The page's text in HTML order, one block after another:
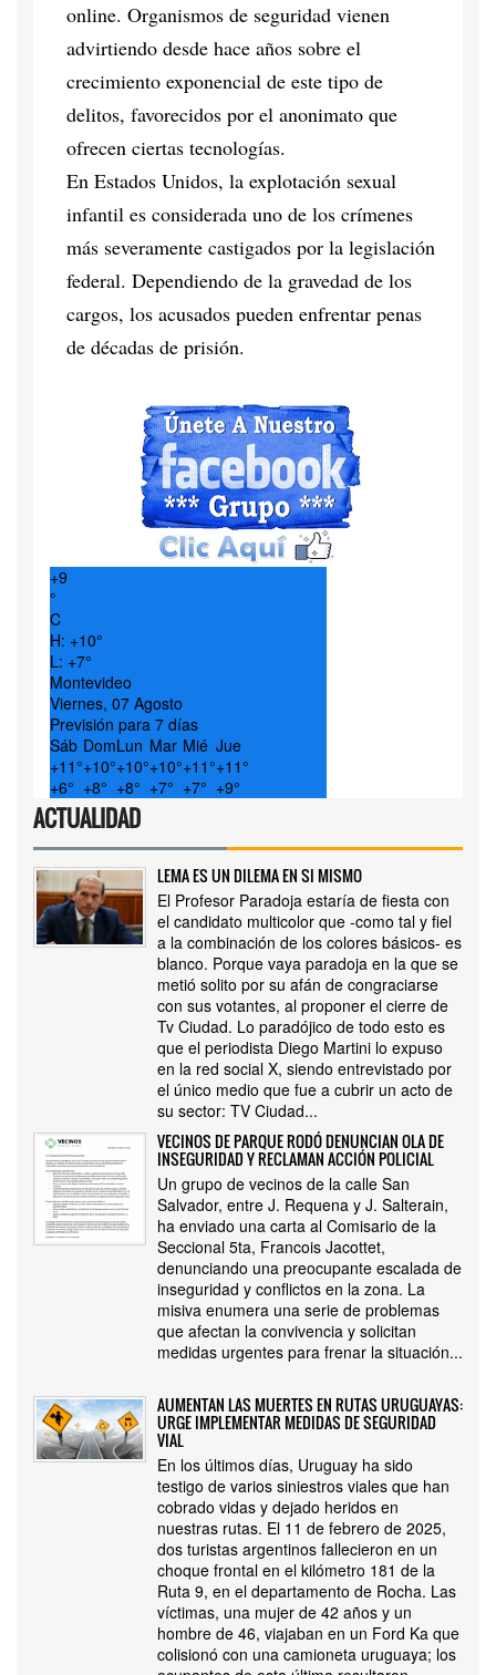
online. Organismos de seguridad vienen
advirtiendo desde hace años sobre el
crecimiento exponencial de este tipo de
delitos, favorecidos por el anonimato que
ofrecen ciertas tecnologías.
En Estados Unidos, la explotación sexual
infantil es considerada uno de los crímenes
más severamente castigados por la legislación
federal. Dependiendo de la gravedad de los
cargos, los acusados pueden enfrentar penas
de décadas de prisión.
+9
°
C
H: +10°
L: +7°
Montevideo
Viernes, 07 Agosto
Previsión para 7 días
Sáb DomLun Mar Mié Jue
+11°+10°+10°+10°+11°+11°
+6° +8° +8° +7° +7° +9°
ACTUALIDAD
LEMA ES UN DILEMA EN SI MISMO
El Profesor Paradoja estaría de fiesta con
el candidato multicolor que -como tal y fiel
a la combinación de los colores básicos- es
blanco. Porque vaya paradoja en la que se
metió solito por su afán de congraciarse
con sus votantes, al proponer el cierre de
Tv Ciudad. Lo paradójico de todo esto es
que el periodista Diego Martini lo expuso
en la red social X, siendo entrevistado por
el único medio que fue a cubrir un acto de
su sector: TV Ciudad...
VECINOS DE PARQUE RODÓ DENUNCIAN OLA DE
INSEGURIDAD Y RECLAMAN ACCIÓN POLICIAL
Un grupo de vecinos de la calle San
Salvador, entre J. Requena y J. Salterain,
ha enviado una carta al Comisario de la
Seccional 5ta, Francois Jacottet,
denunciando una preocupante escalada de
inseguridad y conflictos en la zona. La
misiva enumera una serie de problemas
que afectan la convivencia y solicitan
medidas urgentes para frenar la situación...
AUMENTAN LAS MUERTES EN RUTAS URUGUAYAS:
URGE IMPLEMENTAR MEDIDAS DE SEGURIDAD
VIAL
En los últimos días, Uruguay ha sido
testigo de varios siniestros viales que han
cobrado vidas y dejado heridos en
nuestras rutas. El 11 de febrero de 2025,
dos turistas argentinos fallecieron en un
choque frontal en el kilómetro 181 de la
Ruta 9, en el departamento de Rocha. Las
víctimas, una mujer de 42 años y un
hombre de 46, viajaban en un Ford Ka que
colisionó con una camioneta uruguaya; los